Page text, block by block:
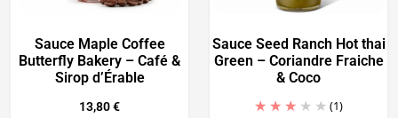
Sauce Maple Coffee
Butterfly Bakery – Café &
Sirop d’Érable
13,80€
Sauce Seed Ranch Hot thai
Green – Coriandre Fraiche
& Coco
(1)